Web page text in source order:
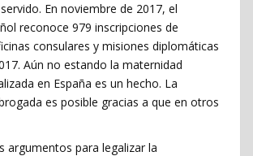
En noviembre de 2017, el
reconoce 979 inscripciones de
consulares y misiones diplomáticas
Aún no estando la maternidad
en España es un hecho. La
es posible gracias a que en otros
argumentos para legalizar la